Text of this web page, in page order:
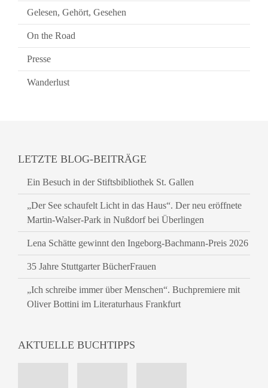
Gelesen, Gehört, Gesehen
On the Road
Presse
Wanderlust
LETZTE BLOG-BEITRÄGE
Ein Besuch in der Stiftsbibliothek St. Gallen
„Der See schaufelt Licht in das Haus“. Der neu eröffnete
Martin-Walser-Park in Nußdorf bei Überlingen
Lena Schätte gewinnt den Ingeborg-Bachmann-Preis 2026
35 Jahre Stuttgarter BücherFrauen
„Ich schreibe immer über Menschen“. Buchpremiere mit
Oliver Bottini im Literaturhaus Frankfurt
AKTUELLE BUCHTIPPS